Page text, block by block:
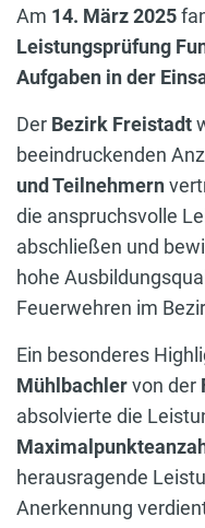
Am 14. März 2025
Leistungsprüfung
Aufgaben in der
Der Bezirk Freistadt
beeindruckenden
und Teilnehmern
die anspruchsvolle
abschließen und
hohe
Feuerwehren im
Ein besonderes
Mühlbachlervon der
absolvierte die
herausragende
Anerkennung